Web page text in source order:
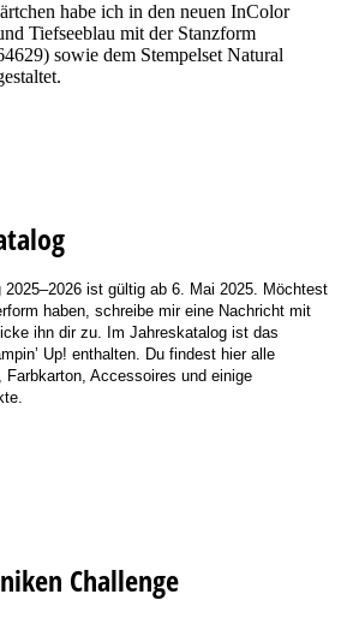
habe ich in den neuen InColor
Tiefseeblau mit der Stanzform
sowie dem Stempelset Natural
2025–2026 ist gültig ab 6. Mai 2025. Möchtest
haben, schreibe mir eine Nachricht mit
ihn dir zu. Im Jahreskatalog ist das
Up! enthalten. Du findest hier alle
Farbkarton, Accessoires und einige
Challenge